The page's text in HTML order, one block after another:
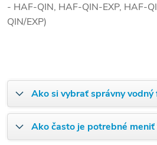
- HAF-QIN, HAF-QIN-EXP, HAF-
QIN/EXP)
Ako si vybrať správny vodný
Ako často je potrebné